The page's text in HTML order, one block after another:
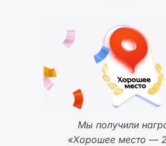
Мы получили
«Хорошее место —